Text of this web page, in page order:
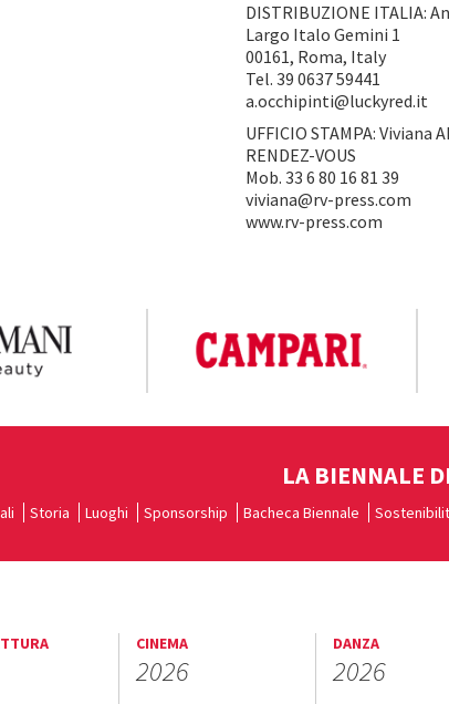
DISTRIBUZIONE ITALIA:
Largo Italo Gemini 1
00161, Roma, Italy
Tel. 39 0637 59441
a.occhipinti@luckyred.it
UFFICIO STAMPA: Viviana
RENDEZ-VOUS
Mob. 33 ‭6 80 16 81 39‬‬‬‬‬‬‬‬‬‬‬‬‬‬‬‬‬‬‬‬‬‬‬‬‬‬‬‬‬‬‬‬
viviana@rv-press.com
www.rv-press.com
LA BIENNALE
Storia Luoghi Sponsorship Bacheca Biennale
CINEMA
2026
DANZA
2026